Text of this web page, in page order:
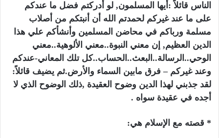
الناس قائلاً :أيها المسلمون, لو أدركتم فضل ما عندكم
على ما عند غيركم لحمدتم الله أن أنبتكم من أصلاب
مسلمة ورباكم في محاضن المسلمين وأنشأكم علي هذا
الدين العظيم, إن معني النبوة..معني الألوهية..معني
الوحي..الرسالة..البعث..الحساب..كل تلك المعاني-عندكم
وعند غيركم – فرق مابين السماء والأرض.ثم يضيف قائلاً:
لقد جذبني لهذا الدين وضوح العقيدة ,ذلك الوضوح الذي لا
أجده في عقيدة سواه .
* قصته مع الإسلام هي: